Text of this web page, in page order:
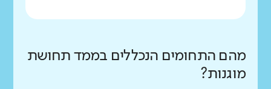
מהם התחומים הנכללים בממד תחושת
מוגנות?